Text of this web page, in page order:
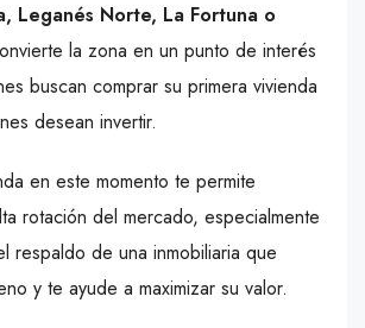
Leganés Norte, La Fortuna o
la zona en un punto de interés
buscan comprar su primera vivienda
desean invertir.
en este momento te permite
rotación del mercado, especialmente
respaldo de una inmobiliaria que
y te ayude a maximizar su valor.